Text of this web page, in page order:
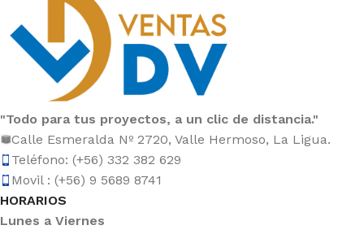
"Todo para tus proyectos, a un clic de distancia."
Calle Esmeralda Nº 2720, Valle Hermoso, La Ligua.
Teléfono: (+56) 332 382 629
Movil : (+56) 9 5689 8741
HORARIOS
Lunes a Viernes